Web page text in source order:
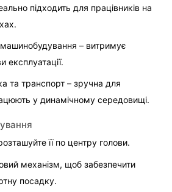
підходить для працівників на
– витримує
експлуатації.
та транспорт – зручна для
у динамічному середовищі.
її по центру голови.
механізм, щоб забезпечити
посадку.